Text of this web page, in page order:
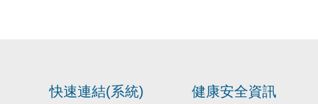
快速連結(系統) 健康安全資訊